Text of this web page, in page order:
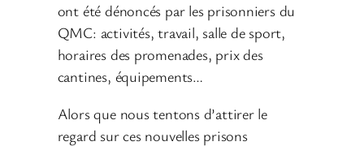
ont été dénoncés par les prisonniers du
QMC: activités, travail, salle de sport,
horaires des promenades, prix des
cantines, équipements…
Alors que nous tentons d’attirer le
regard sur ces nouvelles prisons